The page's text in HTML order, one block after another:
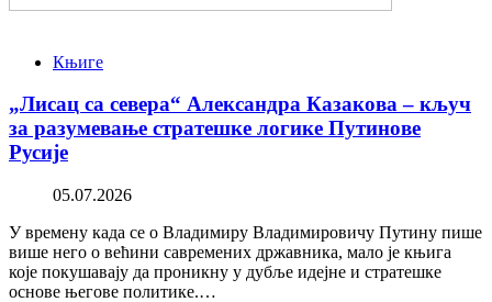
Књиге
„Лисац са севера“ Александра Казакова – кључ
за разумевање стратешке логике Путинове
Русије
05.07.2026
У времену када се о Владимиру Владимировичу Путину пише
више него о већини савремених државника, мало је књига
које покушавају да проникну у дубље идејне и стратешке
основе његове политике.…